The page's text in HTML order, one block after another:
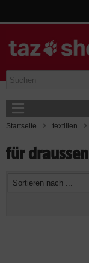
Startseite textilien
für draussen
Sortieren nach ...